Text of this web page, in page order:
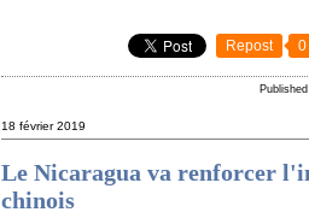
Repost 0
18 février 2019
Le Nicaragua va renforcer
chinois